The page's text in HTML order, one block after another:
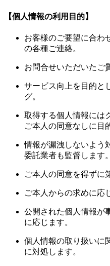
【個人情報の利用目的】
お客様のご要望に合わ
の各種ご連絡。
お問合せいただいたご
サービス向上を目的と
グ。
取得する個人情報には
ご本人の同意なしに目
情報が漏洩しないよう
委託業者も監督します。
ご本人の同意を得ずに
ご本人からの求めに応
公開された個人情報が
に応じます。
個人情報の取り扱いに
に対処します。